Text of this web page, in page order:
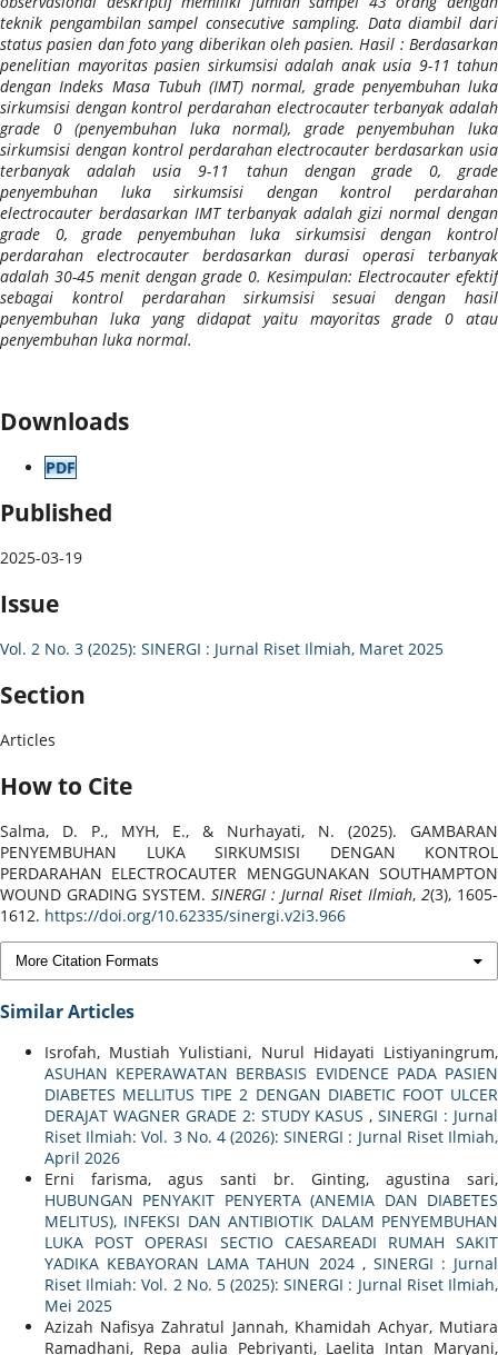
teknik pengambilan sampel consecutive sampling. Data diambil dari
status pasien dan foto yang diberikan oleh pasien. Hasil : Berdasarkan
penelitian mayoritas pasien sirkumsisi adalah anak usia 9-11 tahun
dengan Indeks Masa Tubuh (IMT) normal, grade penyembuhan luka
sirkumsisi dengan kontrol perdarahan electrocauter terbanyak adalah
grade 0 (penyembuhan luka normal), grade penyembuhan luka
sirkumsisi dengan kontrol perdarahan electrocauter berdasarkan usia
terbanyak adalah usia 9-11 tahun dengan grade 0, grade
penyembuhan luka sirkumsisi dengan kontrol perdarahan
electrocauter berdasarkan IMT terbanyak adalah gizi normal dengan
grade 0, grade penyembuhan luka sirkumsisi dengan kontrol
perdarahan electrocauter berdasarkan durasi operasi terbanyak
adalah 30-45 menit dengan grade 0. Kesimpulan: Electrocauter efektif
sebagai kontrol perdarahan sirkumsisi sesuai dengan hasil
penyembuhan luka yang didapat yaitu mayoritas grade 0 atau
penyembuhan luka normal.
Downloads
PDF
Published
2025-03-19
Issue
Vol. 2 No. 3 (2025): SINERGI : Jurnal Riset Ilmiah, Maret 2025
Section
Articles
How to Cite
Salma, D. P., MYH, E., & Nurhayati, N. (2025). GAMBARAN
PENYEMBUHAN LUKA SIRKUMSISI DENGAN KONTROL
PERDARAHAN ELECTROCAUTER MENGGUNAKAN SOUTHAMPTON
WOUND GRADING SYSTEM. SINERGI : Jurnal Riset Ilmiah, 2(3), 1605-
1612. https://doi.org/10.62335/sinergi.v2i3.966
More Citation Formats
Similar Articles
Isrofah, Mustiah Yulistiani, Nurul Hidayati Listiyaningrum,
ASUHAN KEPERAWATAN BERBASIS EVIDENCE PADA PASIEN
DIABETES MELLITUS TIPE 2 DENGAN DIABETIC FOOT ULCER
DERAJAT WAGNER GRADE 2: STUDY KASUS,SINERGI : Jurnal
Riset Ilmiah: Vol. 3 No. 4 (2026): SINERGI : Jurnal Riset Ilmiah,
April 2026
Erni farisma, agus santi br. Ginting, agustina sari,
HUBUNGAN PENYAKIT PENYERTA (ANEMIA DAN DIABETES
MELITUS), INFEKSI DAN ANTIBIOTIK DALAM PENYEMBUHAN
LUKA POST OPERASI SECTIO CAESAREADI RUMAH SAKIT
YADIKA KEBAYORAN LAMA TAHUN 2024 , SINERGI : Jurnal
Riset Ilmiah: Vol. 2 No. 5 (2025): SINERGI : Jurnal Riset Ilmiah,
Mei 2025
Azizah Nafisya Zahratul Jannah, Khamidah Achyar, Mutiara
Ramadhani, Repa aulia Pebriyanti, Laelita Intan Maryani,